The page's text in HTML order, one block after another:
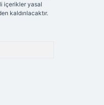
içerikler yasal
kaldırılacaktır.